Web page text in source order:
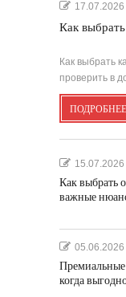
17.07.2026
Как
Как выбрать
проверить в
ПОДРОБНЕЕ
15.07.2026
Как выбрать
важные
05.06.2026
Премиальные
когда